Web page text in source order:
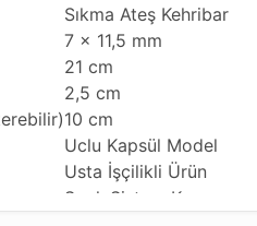
Sıkma Ateş Kehribar
7 x 11,5 mm
21 cm
2,5 cm
10 cm
Uclu Kapsül Model
Usta İşçilikli Ürün
Sıralı Sistem Kamçı